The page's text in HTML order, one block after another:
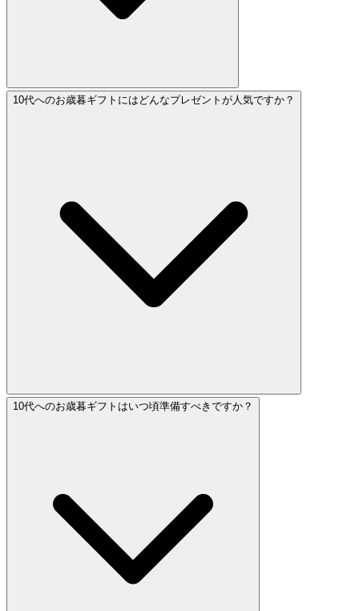
10代へのお歳暮ギフトにはどんなプレゼントが人気ですか？
10代へのお歳暮ギフトはいつ頃準備すべきですか？